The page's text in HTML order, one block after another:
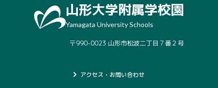
山形大学附属学校園
Yamagata University Schools
〒990-0023 山形市松波二丁目７番２号
アクセス・お問い合わせ